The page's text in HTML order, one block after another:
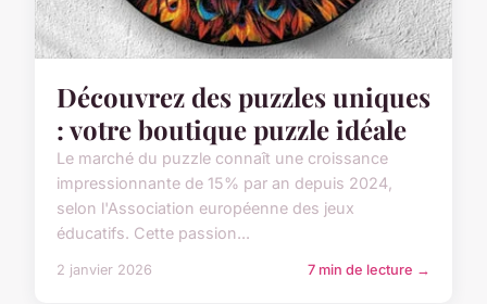
Découvrez des puzzles uniques
: votre boutique puzzle idéale
Le marché du puzzle connaît une croissance
impressionnante de 15% par an depuis 2024,
selon l'Association européenne des jeux
éducatifs. Cette passion...
2 janvier 2026 7 min de lecture →